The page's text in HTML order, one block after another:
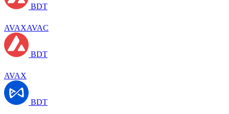
BDT
AVAXAVAC
BDT
AVAX
BDT